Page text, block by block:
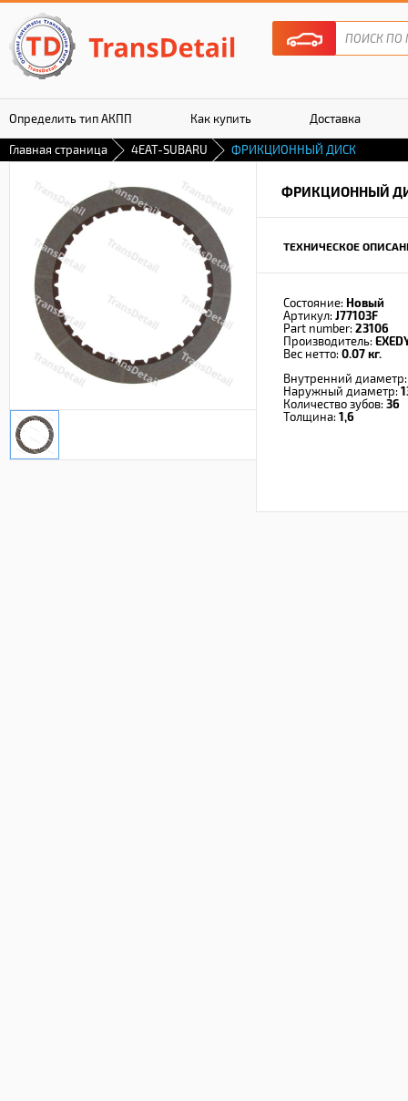
Определить тип АКПП Как купить Доставка
Гарантия
Главная страница 4EAT-SUBARU ФРИКЦИОННЫЙ ДИСК
ФРИКЦИОННЫЙ
ТЕХНИЧЕСКОЕ
Состояние: Новый
Артикул: J77103F
Part number: 23106
Производитель:
Вес нетто: 0.07 кг.
Внутренний
Наружный диаметр:
Количество зубов: 36
Толщина: 1,6